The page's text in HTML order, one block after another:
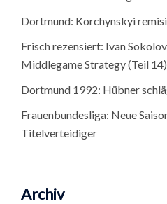
Dortmund: Korchynskyi
Frisch rezensiert: Ivan
Middlegame Strategy (Teil 14)
Dortmund 1992: Hübner
Frauenbundesliga: Neue
Titelverteidiger
Archiv